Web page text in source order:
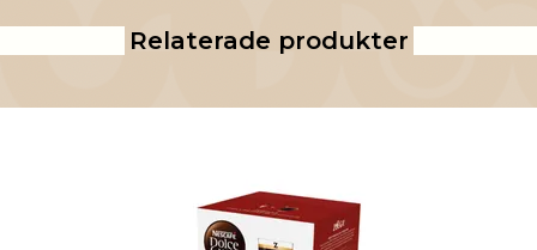
Relaterade produkter